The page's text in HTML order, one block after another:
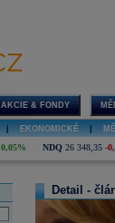
AKCIE & FONDY
EKONOMICKÉ
0,05% NDQ 26 348,35 -
Detail -